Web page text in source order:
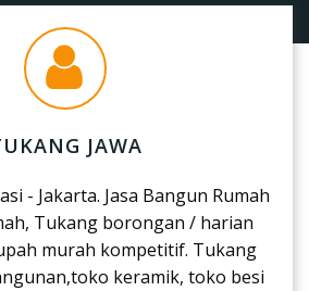
JAWA
- Jakarta. Jasa Bangun Rumah
Tukang borongan / harian
murah kompetitif. Tukang
keramik, toko besi